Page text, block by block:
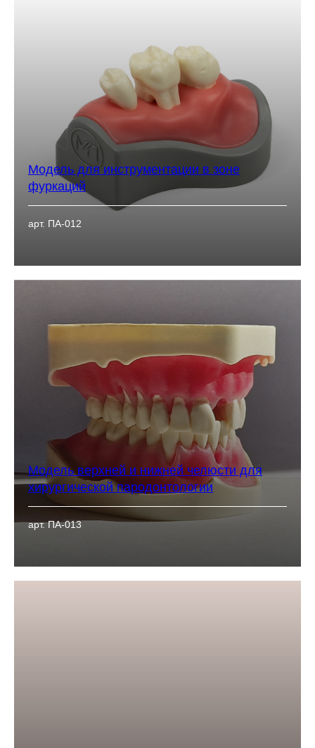
Модель для инструментации в зоне
фуркаций
арт. ПА-012
Модель верхней и нижней челюсти для
хирургической пародонтологии
арт. ПА-013